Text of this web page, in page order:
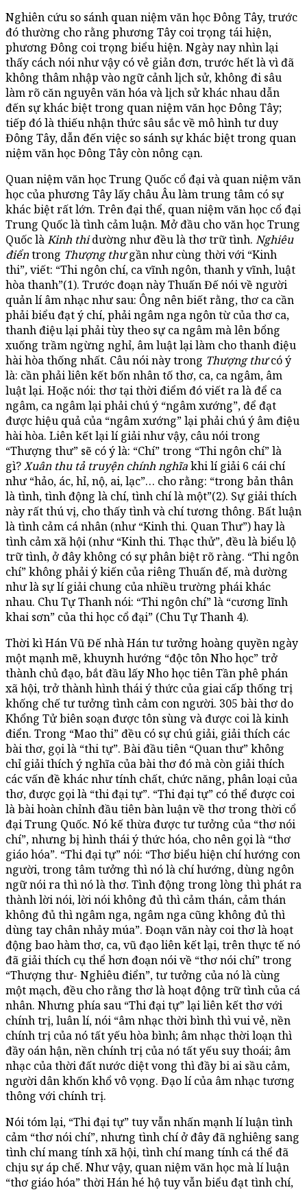
Nghiên cứu so sánh quan niệm văn học Đông Tây, trước
đó thường cho rằng phương Tây coi trọng tái hiện,
phương Đông coi trọng biểu hiện. Ngày nay nhìn lại
thấy cách nói như vậy có vẻ giản đơn, trước hết là vì đã
không thâm nhập vào ngữ cảnh lịch sử, không đi sâu
làm rõ căn nguyên văn hóa và lịch sử khác nhau dẫn
đến sự khác biệt trong quan niệm văn học Đông Tây;
tiếp đó là thiếu nhận thức sâu sắc về mô hình tư duy
Đông Tây, dẫn đến việc so sánh sự khác biệt trong quan
niệm văn học Đông Tây còn nông cạn.
Quan niệm văn học Trung Quốc cổ đại và quan niệm văn
học của phương Tây lấy châu Âu làm trung tâm có sự
khác biệt rất lớn. Trên đại thể, quan niệm văn học cổ đại
Trung Quốc là tình cảm luận. Mở đầu cho văn học Trung
Quốc làKinh thidường như đều là thơ trữ tình. Nghiêu
điểntrong Thượng thưgần như cùng thời với “Kinh
thi”,viết: “Thi ngôn chí, ca vĩnh ngôn, thanh y vĩnh, luật
hòa thanh”(1). Trước đoạn này Thuấn Đế nói về người
quản lí âm nhạc như sau: Ông nên biết rằng, thơ ca cần
phải biểu đạt ý chí, phải ngâm nga ngôn từ của thơ ca,
thanh điệu lại phải tùy theo sự ca ngâm mà lên bổng
xuống trầm ngừng nghỉ, âm luật lại làm cho thanh điệu
hài hòa thống nhất. Câu nói này trong Thượng thưcó ý
là: cần phải liên kết bốn nhân tố thơ, ca, ca ngâm, âm
luật lại. Hoặc nói: thơ tại thời điểm đó viết ra là để ca
ngâm, ca ngâm lại phải chú ý “ngâm xướng”, để đạt
được hiệu quả của “ngâm xướng” lại phải chú ý âm điệu
hài hòa. Liên kết lại lí giải như vậy, câu nói trong
“Thượng thư” sẽ có ý là: “Chí” trong “Thi ngôn chí” là
gì?Xuân thu tả truyện chính nghĩakhi lí giải 6 cái chí
như “hảo, ác, hỉ, nộ, ai, lạc”… cho rằng: “trong bản thân
là tình, tình động là chí, tình chí là một”(2). Sự giải thích
này rất thú vị, cho thấy tình và chí tương thông. Bất luận
là tình cảm cá nhân (như “Kinh thi. Quan Thư”) hay là
tình cảm xã hội (như “Kinh thi. Thạc thử”, đều là biểu lộ
trữ tình, ở đây không có sự phân biệt rõ ràng. “Thi ngôn
chí” không phải ý kiến của riêng Thuấn đế, mà dường
như là sự lí giải chung của nhiều trường phái khác
nhau. Chu Tự Thanh nói: “Thi ngôn chí” là “cương lĩnh
khai sơn” của thi học cổ đại” (Chu Tự Thanh 4).
Thời kì Hán Vũ Đế nhà Hán tư tưởng hoàng quyền ngày
một mạnh mẽ, khuynh hướng “độc tôn Nho học” trở
thành chủ đạo, bắt đầu lấy Nho học tiên Tần phê phán
xã hội, trở thành hình thái ý thức của giai cấp thống trị
khống chế tư tưởng tình cảm con người. 305 bài thơ do
Khổng Tử biên soạn được tôn sùng và được coi là kinh
điển. Trong “Mao thi” đều có sự chú giải, giải thích các
bài thơ, gọi là “thi tự”. Bài đầu tiên “Quan thư” không
chỉ giải thích ý nghĩa của bài thơ đó mà còn giải thích
các vấn đề khác như tính chất, chức năng, phân loại của
thơ, được gọi là “thi đại tự”. “Thi đại tự” có thể được coi
là bài hoàn chỉnh đầu tiên bàn luận về thơ trong thời cổ
đại Trung Quốc. Nó kế thừa được tư tưởng của “thơ nói
chí”, nhưng bị hình thái ý thức hóa, cho nên gọi là “thơ
giáo hóa”. “Thi đại tự” nói: “Thơ biểu hiện chí hướng con
người, trong tâm tưởng thì nó là chí hướng, dùng ngôn
ngữ nói ra thì nó là thơ. Tình động trong lòng thì phát ra
thành lời nói, lời nói không đủ thì cảm thán, cảm thán
không đủ thì ngâm nga, ngâm nga cũng không đủ thì
dùng tay chân nhảy múa”. Đoạn văn này coi thơ là hoạt
động bao hàm thơ, ca, vũ đạo liên kết lại, trên thực tế nó
đã giải thích cụ thể hơn đoạn nói về “thơ nói chí” trong
“Thượng thư- Nghiêu điển”, tư tưởng của nó là cùng
một mạch, đều cho rằng thơ là hoạt động trữ tình của cá
nhân. Nhưng phía sau “Thi đại tự” lại liên kết thơ với
chính trị, luân lí, nói “âm nhạc thời bình thì vui vẻ, nền
chính trị của nó tất yếu hòa bình; âm nhạc thời loạn thì
đầy oán hận, nền chính trị của nó tất yếu suy thoái; âm
nhạc của thời đất nước diệt vong thì đầy bi ai sầu cảm,
người dân khốn khổ vô vọng. Đạo lí của âm nhạc tương
thông với chính trị.
Nói tóm lại, “Thi đại tự” tuy vẫn nhấn mạnh lí luận tình
cảm “thơ nói chí”, nhưng tình chí ở đây đã nghiêng sang
tình chí mang tính xã hội, tình chí mang tính cá thể đã
chịu sự áp chế. Như vậy, quan niệm văn học mà lí luận
“thơ giáo hóa” thời Hán hé hộ tuy vẫn biểu đạt tình chí,